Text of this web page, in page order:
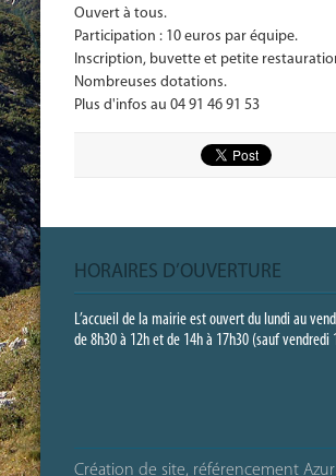
Ouvert à tous.
Participation : 10 euros par équipe.
Inscription, buvette et petite
Nombreuses dotations.
Plus d'infos au 04 91 46 91 53
HORAIRES D’OUVERTURE
L’accueil de la mairie est ouvert du lundi au
de 8h30 à 12h et de 14h à 17h30 (sauf vendredi
Création de site, référencement